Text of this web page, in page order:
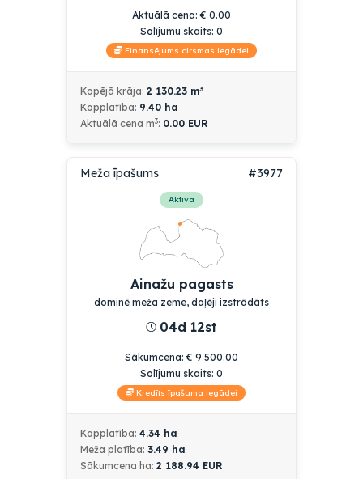
Aktuālā cena:€ 0.00
Solījumu skaits: 0
Finansējums cirsmas iegādei
Kopējā krāja: 2 130.23 m3
Kopplatība: 9.40 ha
Aktuālā cena m3: 0.00 EUR
Meža īpašums #3977
Aktīva
Ainažu pagasts
dominē meža zeme, daļēji izstrādāts
04d 12st
Sākumcena:€ 9 500.00
Solījumu skaits: 0
Kredīts īpašuma iegādei
Kopplatība: 4.34 ha
Meža platība: 3.49 ha
Sākumcena ha: 2 188.94 EUR